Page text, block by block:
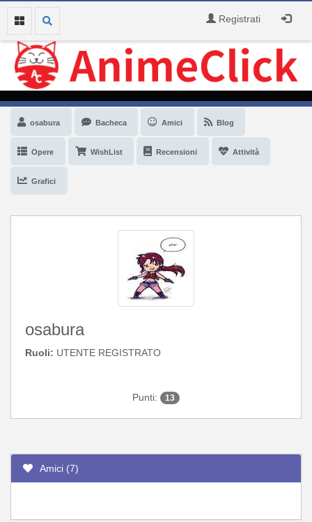
Registrati
osabura Bacheca Amici Blog
Opere WishList Recensioni Attività
Grafici
osabura
Ruoli: UTENTE REGISTRATO
Punti: 13
Amici (7)